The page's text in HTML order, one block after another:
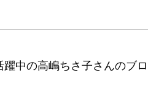
躍中の高嶋ちさ子さんの